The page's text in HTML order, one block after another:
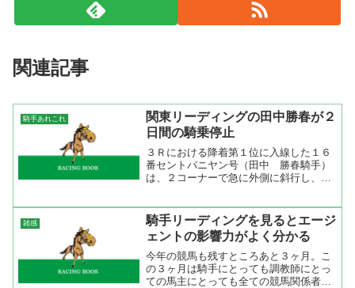
関連記事
騎手あれこれ
関東リーディングの田中勝春が２
日間の騎乗停止
３Ｒにおける降着第１位に入線した１６
番セントバニヤン号（田中 勝春騎手）
は、２コーナーで急に外側に斜行し、１
田 照男騎手）の走行を妨害したため、
第５着に降着となりました...
雑感
騎手リーディングを見るとエージ
ェントの影響力がよく分かる
今年の競馬も残すところあと３ヶ月。こ
の３ヶ月は騎手にとっても調教師にとっ
ての馬主にとっても全ての競馬関係者に